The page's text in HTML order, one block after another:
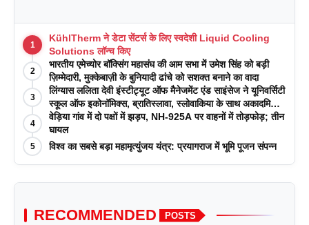
1
KühlTherm ने डेटा सेंटर्स के लिए स्वदेशी Liquid Cooling
Solutions लॉन्च किए
2
भारतीय एमेच्योर बॉक्सिंग महासंघ की आम सभा में उमेश सिंह को बड़ी
ज़िम्मेदारी, मुक्केबाज़ी के बुनियादी ढांचे को सशक्त बनाने का वादा
3
लिंग्यास ललिता देवी इंस्टीट्यूट ऑफ मैनेजमेंट एंड साइंसेज ने यूनिवर्सिटी
स्कूल ऑफ इकोनॉमिक्स, ब्रातिस्लावा, स्लोवाकिया के साथ अकादमिक
पत्रिकाओं में प्रकाशन रणनीतियों पर एक दिवसीय कार्यशाला का
आयोजन किया
4
वेड़िया गांव में दो पक्षों में झड़प, NH-925A पर वाहनों में तोड़फोड़; तीन
घायल
5 विश्व का सबसे बड़ा महामृत्युंजय यंत्र: प्रयागराज में भूमि पूजन संपन्न
RECOMMENDED POSTS